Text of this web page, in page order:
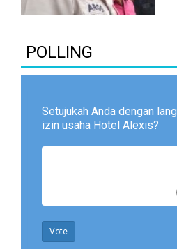
POLLING
Setujukah Anda dengan
izin usaha Hotel Alexis?
Vote